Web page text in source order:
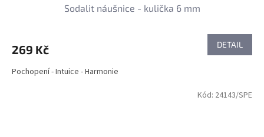
Sodalit náušnice - kulička 6 mm
269 Kč DETAIL
Pochopení - Intuice - Harmonie
Kód: 24143/SPE